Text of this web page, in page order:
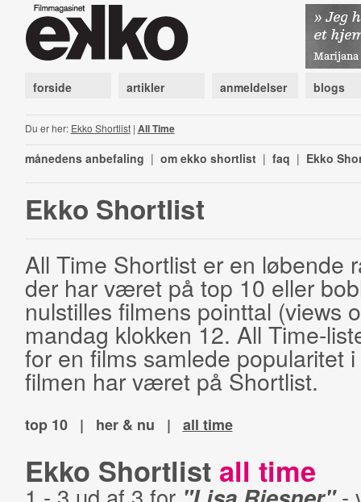
forside artikler anmeldelser blogs
Du er her: Ekko Shortlist| All Time
månedens anbefaling | om ekko shortlist | faq | Ekko
Ekko Shortlist
All Time Shortlist er en løbende
der har været på top 10 eller
nulstilles filmens pointtal (views
mandag klokken 12. All Time-
for en films samlede popularitet
filmen har været på Shortlist.
top 10 | her & nu | all time
Ekko Shortlist all time